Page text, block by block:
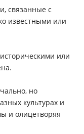
связанные с
известными или
или
но
культурах и
и олицетворяя